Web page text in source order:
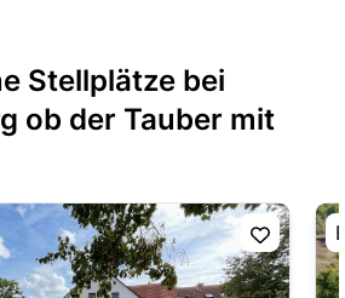
Stellplätze bei
ob der Tauber mit